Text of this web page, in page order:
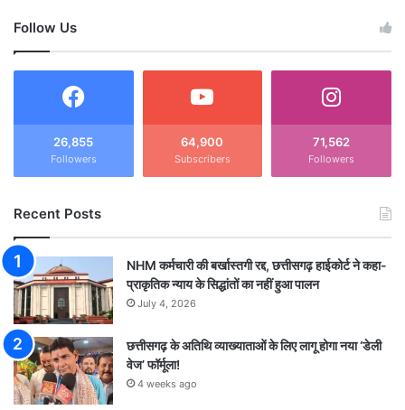
Follow Us
26,855
Followers
64,900
Subscribers
71,562
Followers
Recent Posts
NHM कर्मचारी की बर्खास्तगी रद्द, छत्तीसगढ़ हाईकोर्ट ने कहा-
प्राकृतिक न्याय के सिद्धांतों का नहीं हुआ पालन
July 4, 2026
छत्तीसगढ़ के अतिथि व्याख्याताओं के लिए लागू होगा नया ‘डेली
वेज’ फॉर्मूला!
4 weeks ago